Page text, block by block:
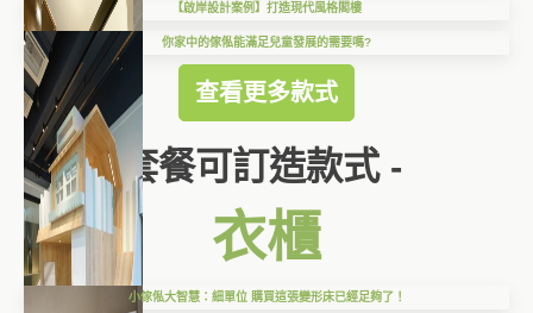
【啟岸設計案例】打造現代風格閣樓
你家中的傢俬能滿足兒童發展的需要嗎?
查看更多款式
套餐可訂造款式 -
衣櫃
小傢俬大智慧：細單位 購買這張變形床已經足夠了！